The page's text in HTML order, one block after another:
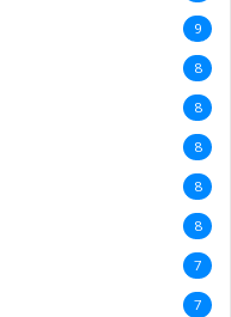
9
8
8
8
8
8
7
7